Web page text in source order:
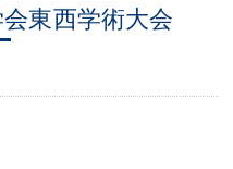
東西学術大会